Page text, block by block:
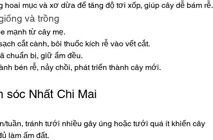
hoai mục và xơ dừa để tăng độ tơi xốp, giúp cây dễ bám rễ.
và trồng
mạnh từ cây mẹ.
cắt cành, bôi thuốc kích rễ vào vết cắt.
chuẩn bị, giữ ẩm đều.
bén rễ, nảy chồi, phát triển thành cây mới.
sóc Nhất Chi Mai
tuần, tránh tưới nhiều gây úng hoặc tưới quá ít khiến cây
làm ấm đất.